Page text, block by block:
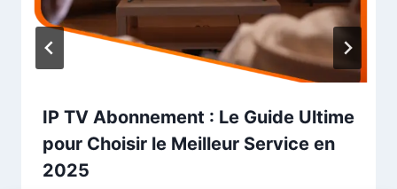
IP TV Abonnement : Le Guide Ultime
pour Choisir le Meilleur Service en
2025